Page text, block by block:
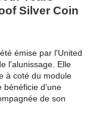
Silver Coin
émise par l'United
l'alunissage. Elle
à coté du module
bénéficie d'une
de son